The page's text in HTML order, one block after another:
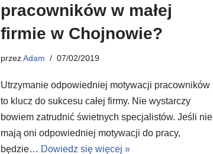
pracowników w małej
firmie w Chojnowie?
przezAdam 07/02/2019
Utrzymanie odpowiedniej motywacji pracowników
to klucz do sukcesu całej firmy. Nie wystarczy
bowiem zatrudnić świetnych specjalistów. Jeśli nie
mają oni odpowiedniej motywacji do pracy,
będzie… Dowiedz się więcej »